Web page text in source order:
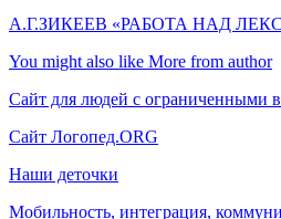
А.Г.ЗИКЕЕВ «РАБОТА НАД
You might also like More from author
Сайт для людей с ограниченными
Сайт Логопед.ОRG
Наши деточки
Мобильность, интеграция,